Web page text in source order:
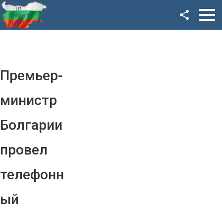
Премьер-
министр
Болгарии
провел
телефонн
ый